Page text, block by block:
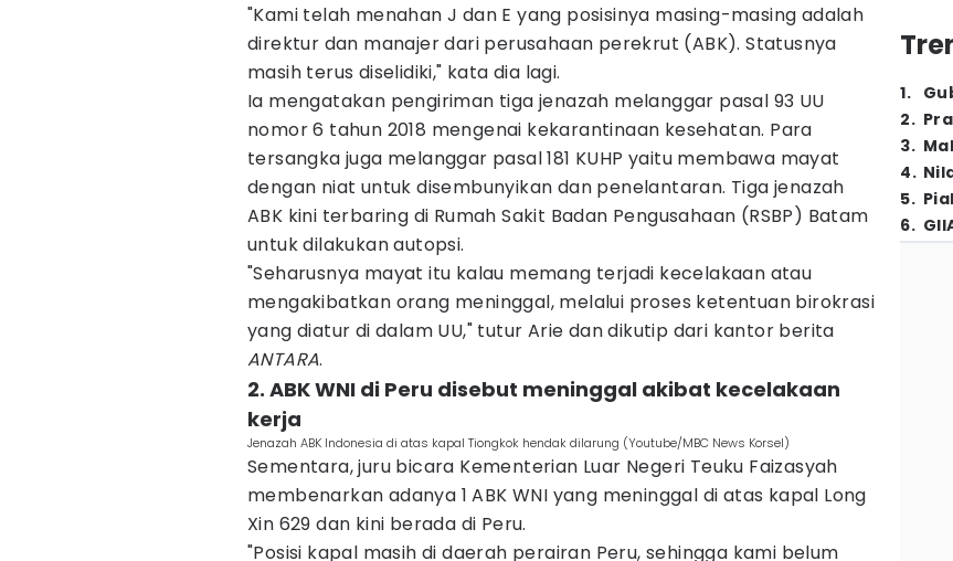
"Kami telah menahan J dan E yang posisinya masing-masing adalah
direktur dan manajer dari perusahaan perekrut (ABK). Statusnya
masih terus diselidiki," kata dia lagi.
Ia mengatakan pengiriman tiga jenazah melanggar pasal 93 UU
nomor 6 tahun 2018 mengenai kekarantinaan kesehatan. Para
tersangka juga melanggar pasal 181 KUHP yaitu membawa mayat
dengan niat untuk disembunyikan dan penelantaran. Tiga jenazah
ABK kini terbaring di Rumah Sakit Badan Pengusahaan (RSBP) Batam
untuk dilakukan autopsi.
"Seharusnya mayat itu kalau memang terjadi kecelakaan atau
mengakibatkan orang meninggal, melalui proses ketentuan birokrasi
yang diatur di dalam UU," tutur Arie dan dikutip dari kantor berita
ANTARA.
2. ABK WNI di Peru disebut meninggal akibat kecelakaan
kerja
Jenazah ABK Indonesia di atas kapal Tiongkok hendak dilarung (Youtube/MBC News Korsel)
Sementara, juru bicara Kementerian Luar Negeri Teuku Faizasyah
membenarkan adanya 1 ABK WNI yang meninggal di atas kapal Long
Xin 629 dan kini berada di Peru.
"Posisi kapal masih di daerah perairan Peru, sehingga kami belum
1.
2.
3.
4.
5.
6.